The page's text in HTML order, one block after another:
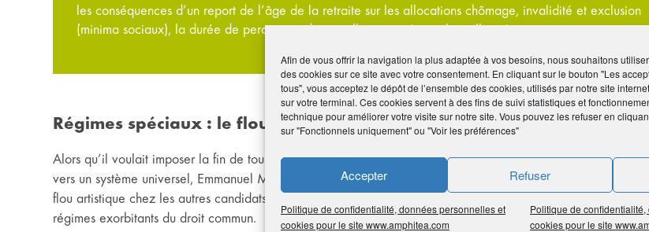
Afin de vous offrir la navigation la plus adaptée à vos besoins, nous souhaitons utiliser
des cookies sur ce site avec votre consentement. En cliquant sur le bouton "Les
tous", vous acceptez le dépôt de l’ensemble des cookies, utilisés par notre site
sur votre terminal. Ces cookies servent à des fins de suivi statistiques et
technique pour améliorer votre visite sur notre site. Vous pouvez les refuser en
sur "Fonctionnels uniquement" ou "Voir les préférences"
Accepter Refuser
Politique de confidentialité, données personnelles et
cookies pour le site www.amphitea.com
Politique de
cookies pour le site
les conséquences d’un report de l’âge de la retraite sur les allocations chômage, invalidité et exclusion
(minima sociaux), la durée de perception de ces allocations étant alors allongée.
Régimes spéciaux : le flou artistique
Alors qu’il voulait imposer la fin de tous les régimes spéciaux dans sa réforme des retraites avortée, pour
vers un système universel, Emmanuel Macron évoque toujours cet objectif, mais en étant moins précis. Même
flou artistique chez les autres candidats, visiblement peu pressés de s’aliéner les voix des bénéficiaires de
régimes exorbitants du droit commun.